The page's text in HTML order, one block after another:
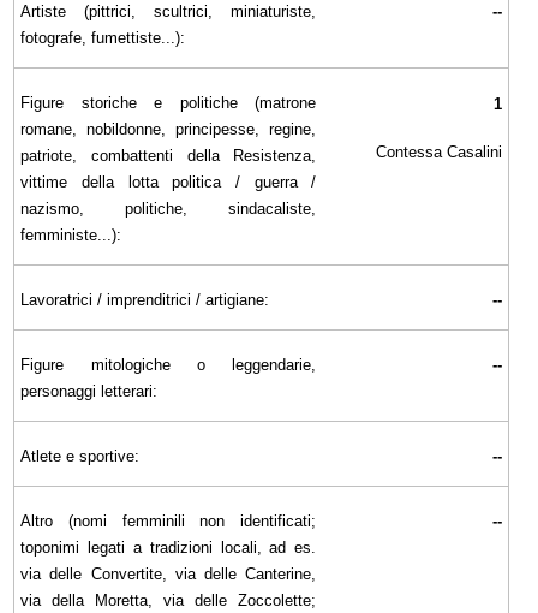
Artiste (pittrici, scultrici, miniaturiste,
fotografe, fumettiste...):
--
Figure storiche e politiche (matrone
romane, nobildonne, principesse, regine,
patriote, combattenti della Resistenza,
vittime della lotta politica / guerra /
nazismo, politiche, sindacaliste,
femministe...):
1
Contessa Casalini
Lavoratrici / imprenditrici / artigiane: --
Figure mitologiche o leggendarie,
personaggi letterari:
--
Atlete e sportive: --
Altro (nomi femminili non identificati;
toponimi legati a tradizioni locali, ad es.
via delle Convertite, via delle Canterine,
via della Moretta, via delle Zoccolette;
--